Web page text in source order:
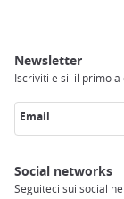
Newsletter
Iscriviti e sii il primo
Email
Social networks
Seguiteci sui social